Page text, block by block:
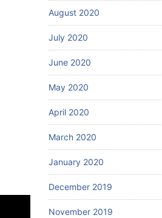
August 2020
July 2020
June 2020
May 2020
April 2020
March 2020
January 2020
December 2019
November 2019